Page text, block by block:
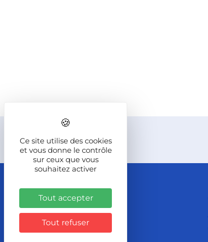
Newsletter
Ce site utilise des cookies
et vous donne le contrôle
sur ceux que vous
souhaitez activer
Tout accepter
Tout refuser